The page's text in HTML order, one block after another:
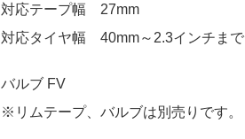
対応テープ幅 27mm
対応タイヤ幅 40mm～2.3インチまで
バルブ FV
※リムテープ、バルブは別売りです。